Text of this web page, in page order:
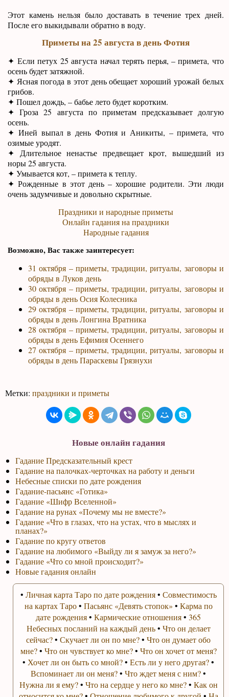
Этот камень нельзя было доставать в течение трех дней.
После его выкидывали обратно в воду.
Приметы на 25 августа в день Фотия
✦ Если петух 25 августа начал терять перья, – примета, что
осень будет затяжной.
✦ Ясная погода в этот день обещает хороший урожай белых
грибов.
✦ Пошел дождь, – бабье лето будет коротким.
✦ Гроза 25 августа по приметам предсказывает долгую
осень.
✦ Иней выпал в день Фотия и Аникиты, – примета, что
озимые уродят.
✦ Длительное ненастье предвещает крот, вышедший из
норы 25 августа.
✦ Умывается кот, – примета к теплу.
✦ Рожденные в этот день – хорошие родители. Эти люди
очень задумчивые и довольно скрытные.
Праздники и народные приметы
Онлайн гадания на праздники
Народные гадания
Возможно, Вас также заинтересует:
31 октября – приметы, традиции, ритуалы, заговоры и
обряды в Луков день
30 октября – приметы, традиции, ритуалы, заговоры и
обряды в день Осия Колесника
29 октября – приметы, традиции, ритуалы, заговоры и
обряды в день Лонгина Вратника
28 октября – приметы, традиции, ритуалы, заговоры и
обряды в день Ефимия Осеннего
27 октября – приметы, традиции, ритуалы, заговоры и
обряды в день Параскевы Грязнухи
Метки:праздники и приметы
Новые онлайн гадания
Гадание Предсказательный крест
Гадание на палочках-черточках на работу и деньги
Небесные списки по дате рождения
Гадание-пасьянс «Готика»
Гадание «Шифр Вселенной»
Гадание на рунах «Почему мы не вместе?»
Гадание «Что в глазах, что на устах, что в мыслях и
планах?»
Гадание по кругу ответов
Гадание на любимого «Выйду ли я замуж за него?»
Гадание «Что со мной происходит?»
Новые гадания онлайн
• Личная карта Таро по дате рождения• Совместимость
на картах Таро• Пасьянс «Девять стопок» • Карма по
дате рождения•Кармические отношения•365
Небесных посланий на каждый день• Что он делает
сейчас?•Скучает ли он по мне?•Что он думает обо
мне?• Что он чувствует ко мне?• Что он хочет от меня?
• Хочет ли он быть со мной?•Есть ли у него другая?•
Вспоминает ли он меня?•Что ждет меня с ним?•
Нужна ли я ему?• Что на сердце у него ко мне?• Как он